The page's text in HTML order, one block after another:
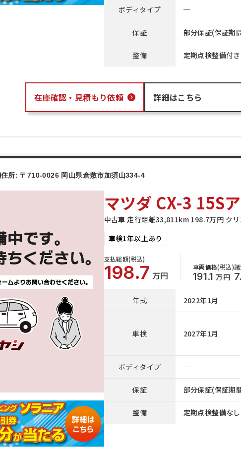
ボディタイプ ─
保証 部分保証(保証期
整備 定期点検整備付き
在庫確認・ 見積もり依頼 詳細はこちら
住所: 〒710-0026 岡山県倉敷市加須山334-4
マツダ CX-3 15S
中古車 走行距離33,811km 198.7万円 ク
車検1年以上あり
支払総額(税込)
198.7 万円
車両価格(税込)
191.1 万円
年式 2022年1月
車検 2027年1月
ボディタイプ ─
保証 部分保証(保証期
整備 定期点検整備なし